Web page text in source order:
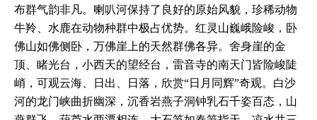
布群气韵非凡。喇叭河保持了良好的原始风貌，珍稀动物
牛羚、水鹿在动物种群中极占优势。红灵山巍峨险峻，卧
佛山如佛侧卧，万佛崖上的天然群佛各异。舍身崖的金
顶、睹光台，小西天的望经台，雷音寺的南天门皆险峻陡
峭，可观云海、日出、日落，欣赏“日月同辉”奇观。白沙
河的龙门峡曲折幽深，沉香岩燕子洞钟乳石千姿百态，山